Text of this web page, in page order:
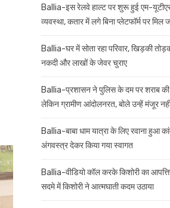
Ballia-इस रेलवे हाल्ट पर शुरू हुई एम-
व्यवस्था, कतार में लगे बिना प्लेटफॉर्म पर मिल
Ballia-घर में सोता रहा परिवार, खिड़की
नकदी और लाखों के जेवर चुराए
Ballia-प्रशासन ने पुलिस के दम पर शराब
लेकिन ग्रामीण आंदोलनरत, बोले उन्हें मंजूर
Ballia-बाबा धाम यात्रा के लिए रवाना हुआ
अंगवस्त्र देकर किया गया स्वागत
Ballia-वीडियो कॉल करके किशोरी का
सदमे में किशोरी ने आत्मघाती कदम उठाया